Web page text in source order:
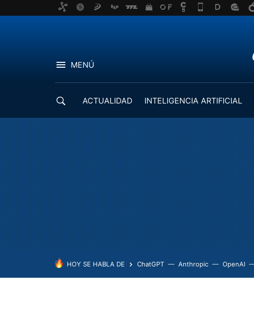
MENÚ
ACTUALIDAD INTELIGENCIA ARTIFICIAL
HOY SE HABLA DE ChatGPT Anthropic OpenAI